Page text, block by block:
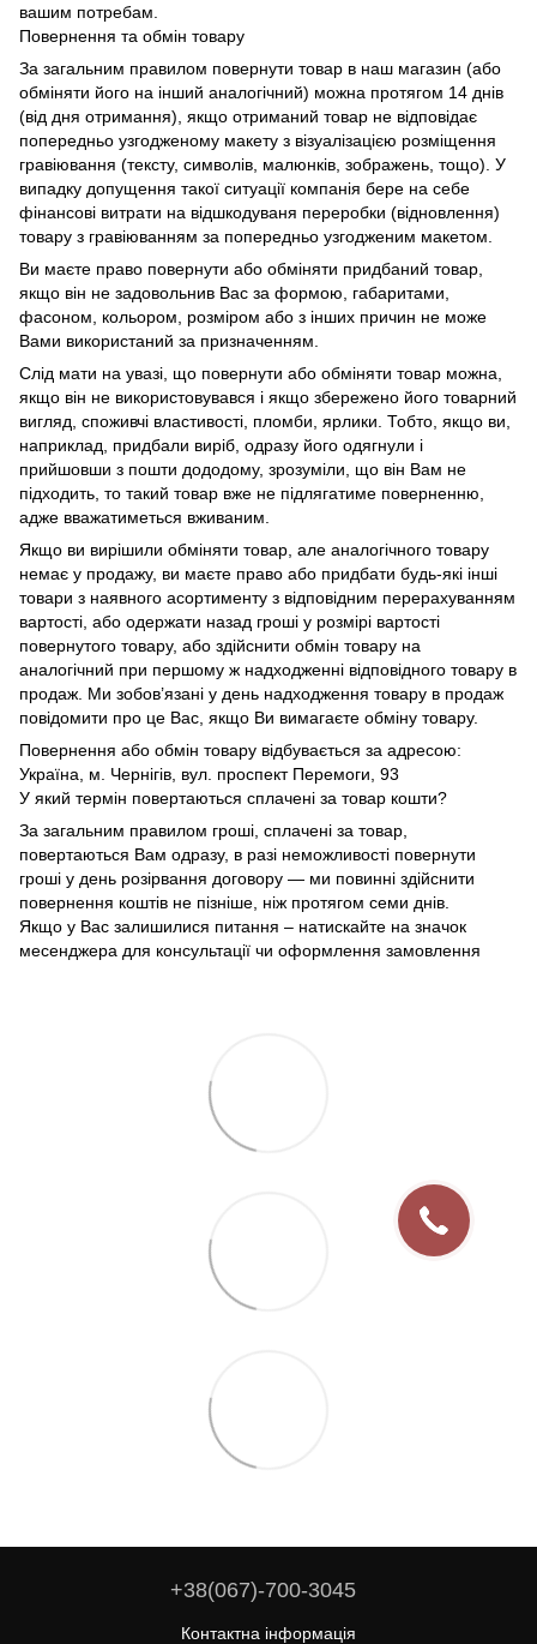
вашим потребам.
Повернення та обмін товару
За загальним правилом повернути товар в наш магазин (або
обміняти його на інший аналогічний) можна протягом 14 днів
(від дня отримання), якщо отриманий товар не відповідає
попередньо узгодженому макету з візуалізацією розміщення
гравіювання (тексту, символів, малюнків, зображень, тощо). У
випадку допущення такої ситуації компанія бере на себе
фінансові витрати на відшкодуваня переробки (відновлення)
товару з гравіюванням за попередньо узгодженим макетом.
Ви маєте право повернути або обміняти придбаний товар,
якщо він не задовольнив Вас за формою, габаритами,
фасоном, кольором, розміром або з інших причин не може
Вами використаний за призначенням.
Слід мати на увазі, що повернути або обміняти товар можна,
якщо він не використовувався і якщо збережено його товарний
вигляд, споживчі властивості, пломби, ярлики. Тобто, якщо ви,
наприклад, придбали виріб, одразу його одягнули і
прийшовши з пошти дододому, зрозуміли, що він Вам не
підходить, то такий товар вже не підлягатиме поверненню,
адже вважатиметься вживаним.
Якщо ви вирішили обміняти товар, але аналогічного товару
немає у продажу, ви маєте право або придбати будь-які інші
товари з наявного асортименту з відповідним перерахуванням
вартості, або одержати назад гроші у розмірі вартості
повернутого товару, або здійснити обмін товару на
аналогічний при першому ж надходженні відповідного товару в
продаж. Ми зобов’язані у день надходження товару в продаж
повідомити про це Вас, якщо Ви вимагаєте обміну товару.
Повернення або обмін товару відбувається за адресою:
Україна, м. Чернігів, вул. проспект Перемоги, 93
У який термін повертаються сплачені за товар кошти?
За загальним правилом гроші, сплачені за товар,
повертаються Вам одразу, в разі неможливості повернути
гроші у день розірвання договору — ми повинні здійснити
повернення коштів не пізніше, ніж протягом семи днів.
Якщо у Вас залишилися питання – натискайте на значок
месенджера для консультації чи оформлення замовлення
+38(067)-700-3045
Контактна інформація